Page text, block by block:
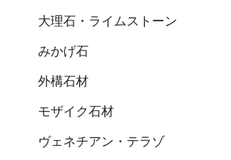
大理石・ライムストーン
みかげ石
外構石材
モザイク石材
ヴェネチアン・テラゾ